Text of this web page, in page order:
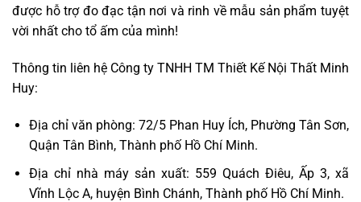
được hỗ trợ đo đạc tận nơi và rinh về mẫu sản phẩm tuyệt
vời nhất cho tổ ấm của mình!
Thông tin liên hệ Công ty TNHH TM Thiết Kế Nội Thất Minh
Huy:
Địa chỉ văn phòng: 72/5 Phan Huy Ích, Phường Tân Sơn,
Quận Tân Bình, Thành phố Hồ Chí Minh.
Địa chỉ nhà máy sản xuất: 559 Quách Điêu, Ấp 3, xã
Vĩnh Lộc A, huyện Bình Chánh, Thành phố Hồ Chí Minh.